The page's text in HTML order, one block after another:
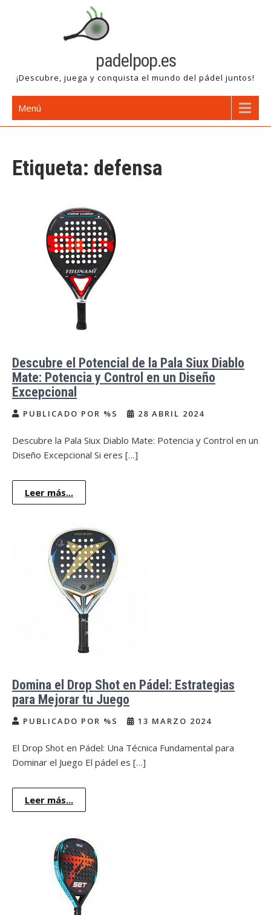
padelpop.es
¡Descubre, juega y conquista el mundo del pádel juntos!
Menú
Etiqueta: defensa
Descubre el Potencial de la Pala Siux Diablo
Mate: Potencia y Control en un Diseño
Excepcional
PUBLICADO POR %S 28 ABRIL 2024
Descubre la Pala Siux Diablo Mate: Potencia y Control en un
Diseño Excepcional Si eres […]
Leer más...
Domina el Drop Shot en Pádel: Estrategias
para Mejorar tu Juego
PUBLICADO POR %S 13 MARZO 2024
El Drop Shot en Pádel: Una Técnica Fundamental para
Dominar el Juego El pádel es […]
Leer más...